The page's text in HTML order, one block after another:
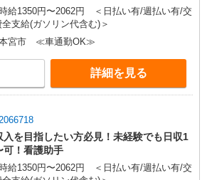
時給1350円〜2062円 ＜日払い有/週払い有/交
支給(ガソリン代含む)＞
宮市 ≪車通勤OK≫
詳細を見る
入を目指したい方必見！未経験でも日収1
可！看護助手
時給1350円〜2062円 ＜日払い有/週払い有/交